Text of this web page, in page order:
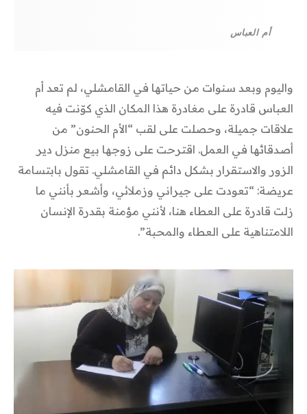
أم العباس
واليوم وبعد سنوات من حياتها في القامشلي، لم تعد أم
العباس قادرة على مغادرة هذا المكان الذي كوّنت فيه
علاقات جميلة، وحصلت على لقب “الأم الحنون” من
أصدقائها في العمل. اقترحت على زوجها بيع منزل دير
الزور والاستقرار بشكل دائم في القامشلي. تقول بابتسامة
عريضة: “تعودت على جيراني وزملائي، وأشعر بأنني ما
زلت قادرة على العطاء هنا، لأنني مؤمنة بقدرة الإنسان
اللامتناهية على العطاء والمحبة”.